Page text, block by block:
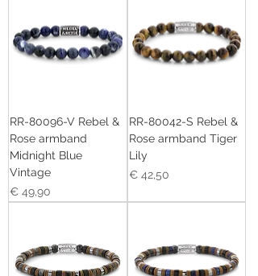
RR-80096-V Rebel &
Rose armband
Midnight Blue
Vintage
Prijs
€ 49,90
RR-80042-S Rebel &
Rose armband Tiger
Lily
Prijs
€ 42,50